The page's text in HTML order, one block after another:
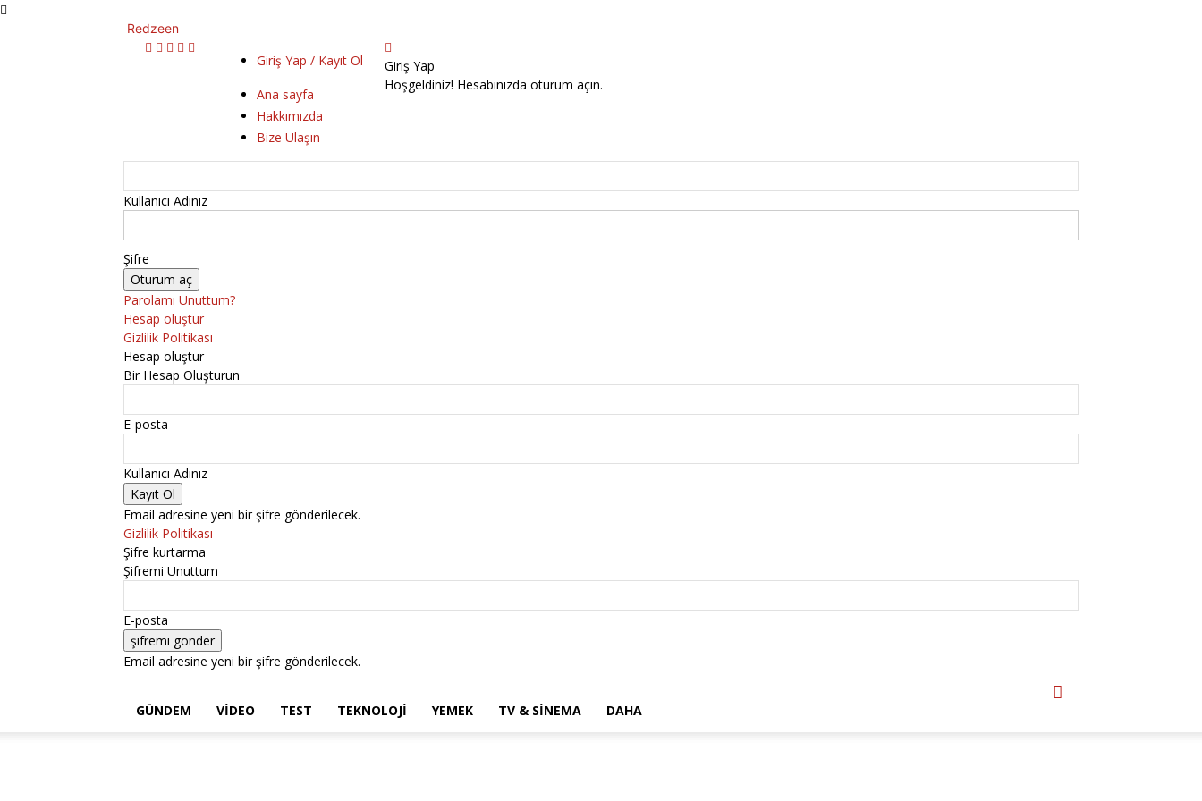
Redzeen
Giriş Yap / Kayıt Ol
Ana sayfa
Hakkımızda
Bize Ulaşın
Giriş Yap
Hoşgeldiniz! Hesabınızda oturum açın.
Kullanıcı Adınız
Şifre
Parolamı Unuttum?
Hesap oluştur
Gizlilik Politikası
Hesap oluştur
Bir Hesap Oluşturun
E-posta
Kullanıcı Adınız
Email adresine yeni bir şifre gönderilecek.
Gizlilik Politikası
Şifre kurtarma
Şifremi Unuttum
E-posta
Email adresine yeni bir şifre gönderilecek.
GÜNDEM VIDEO TEST TEKNOLOJI YEMEK TV & SINEMA DAHA